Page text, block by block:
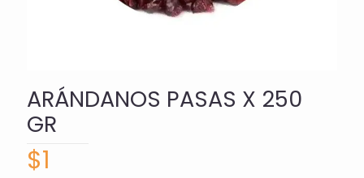
ARÁNDANOS PASAS X 250
GR
$1